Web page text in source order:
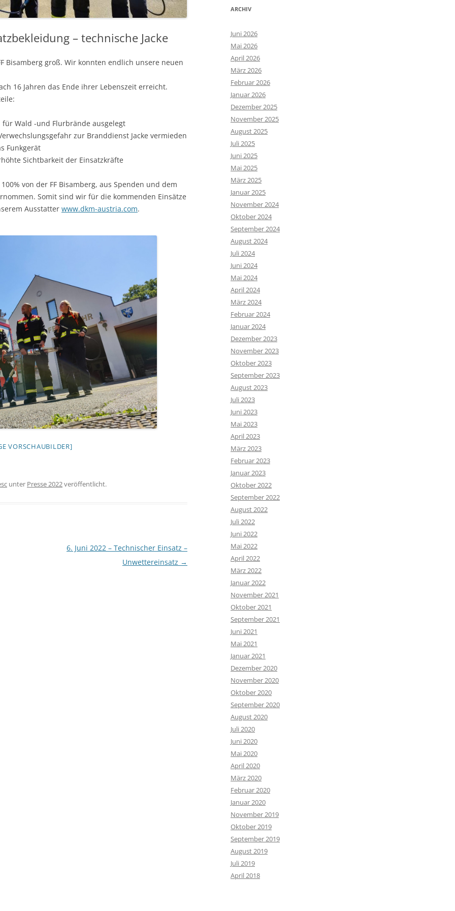
– technische Jacke
Bisamberg groß. Wir konnten endlich unsere neuen
16 Jahren das Ende ihrer Lebenszeit erreicht.
Wald -und Flurbrände ausgelegt
zur Branddienst Jacke vermieden
Funkgerät
Sichtbarkeit der Einsatzkräfte
von der FF Bisamberg, aus Spenden und dem
Somit sind wir für die kommenden Einsätze
Ausstatter www.dkm-austria.com.
VORSCHAUBILDER]
unter Presse 2022veröffentlicht.
6. Juni 2022 – Technischer Einsatz –
Unwettereinsatz →
ARCHIV
Juni 2026
Mai 2026
April 2026
März 2026
Februar 2026
Januar 2026
Dezember 2025
November 2025
August 2025
Juli 2025
Juni 2025
Mai 2025
März 2025
Januar 2025
November 2024
Oktober 2024
September 2024
August 2024
Juli 2024
Juni 2024
Mai 2024
April 2024
März 2024
Februar 2024
Januar 2024
Dezember 2023
November 2023
Oktober 2023
September 2023
August 2023
Juli 2023
Juni 2023
Mai 2023
April 2023
März 2023
Februar 2023
Januar 2023
Oktober 2022
September 2022
August 2022
Juli 2022
Juni 2022
Mai 2022
April 2022
März 2022
Januar 2022
November 2021
Oktober 2021
September 2021
Juni 2021
Mai 2021
Januar 2021
Dezember 2020
November 2020
Oktober 2020
September 2020
August 2020
Juli 2020
Juni 2020
Mai 2020
April 2020
März 2020
Februar 2020
Januar 2020
November 2019
Oktober 2019
September 2019
August 2019
Juli 2019
April 2018